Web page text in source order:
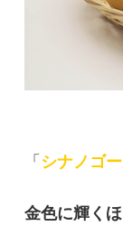
「シナノゴ
金色に輝く